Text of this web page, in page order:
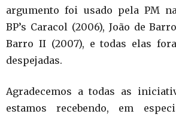
argumento foi usado pela PM
BP’s Caracol (2006), João de
Barro II (2007), e todas elas
despejadas.
Agradecemos a todas as
estamos recebendo, em